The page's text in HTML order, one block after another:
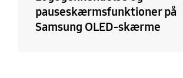
pauseskærmsfunktioner på
Samsung OLED-skærme